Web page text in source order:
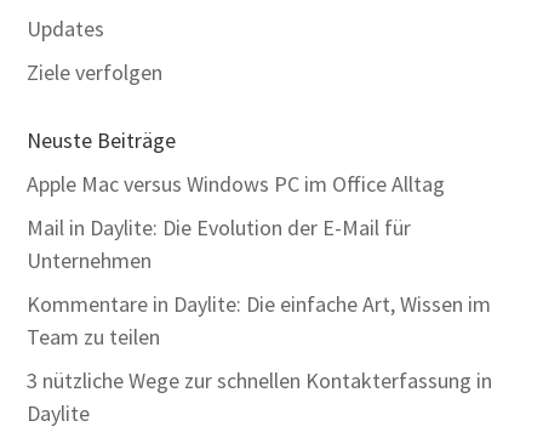
Updates
Ziele verfolgen
Neuste Beiträge
Apple Mac versus Windows PC im Office Alltag
Mail in Daylite: Die Evolution der E-Mail für
Unternehmen
Kommentare in Daylite: Die einfache Art, Wissen im
Team zu teilen
3 nützliche Wege zur schnellen Kontakterfassung in
Daylite